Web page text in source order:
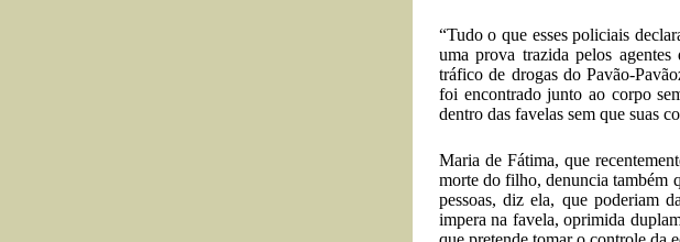
“Tudo o que esses policiais
uma prova trazida pelos
tráfico de drogasdo Pavão-
foi encontrado junto ao corpo
dentro das favelas sem que suas
Maria de Fátima, que
morte do filho, denuncia também
pessoas, diz ela, que poderiam
impera na favela, oprimida